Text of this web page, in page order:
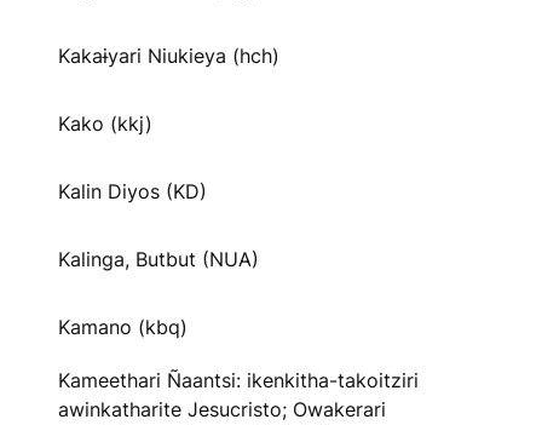
Kakaɨyari Niukieya (hch)
Kako (kkj)
Kalin Diyos (KD)
Kalinga, Butbut (NUA)
Kamano (kbq)
Kameethari Ñaantsi: ikenkitha-takoitziri
awinkatharite Jesucristo; Owakerari